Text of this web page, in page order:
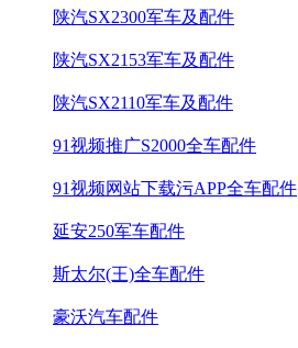
陕汽SX2300军车及配件
陕汽SX2153军车及配件
陕汽SX2110军车及配件
91视频推广S2000全车配件
91视频网站下载污APP全车配件
延安250军车配件
斯太尔(王)全车配件
豪沃汽车配件